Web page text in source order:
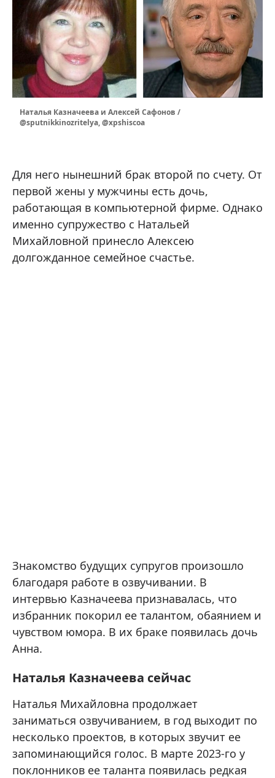
Наталья Казначеева и Алексей Сафонов /
@sputnikkinozritelya, @xpshiscoa
Для него нынешний брак второй по счету. От
первой жены у мужчины есть дочь,
работающая в компьютерной фирме. Однако
именно супружество с Натальей
Михайловной принесло Алексею
долгожданное семейное счастье.
Знакомство будущих супругов произошло
благодаря работе в озвучивании. В
интервью Казначеева признавалась, что
избранник покорил ее талантом, обаянием и
чувством юмора. В их браке появилась дочь
Анна.
Наталья Казначеева сейчас
Наталья Михайловна продолжает
заниматься озвучиванием, в год выходит по
несколько проектов, в которых звучит ее
запоминающийся голос. В марте 2023-го у
поклонников ее таланта появилась редкая